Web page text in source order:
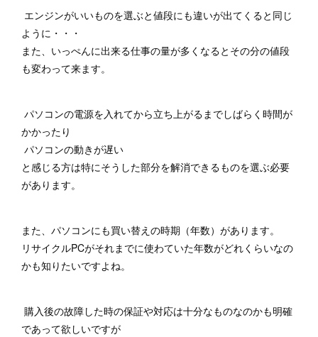
エンジンがいいものを選ぶと値段にも違いが出てくると同じ
ように・・・
また、いっぺんに出来る仕事の量が多くなるとその分の値段
も変わって来ます。
パソコンの電源を入れてから立ち上がるまでしばらく時間が
かかったり
パソコンの動きが遅い
と感じる方は特にそうした部分を解消できるものを選ぶ必要
があります。
また、パソコンにも買い替えの時期（年数）があります。
リサイクルPCがそれまでに使わていた年数がどれくらいなの
かも知りたいですよね。
購入後の故障した時の保証や対応は十分なものなのかも明確
であって欲しいですが